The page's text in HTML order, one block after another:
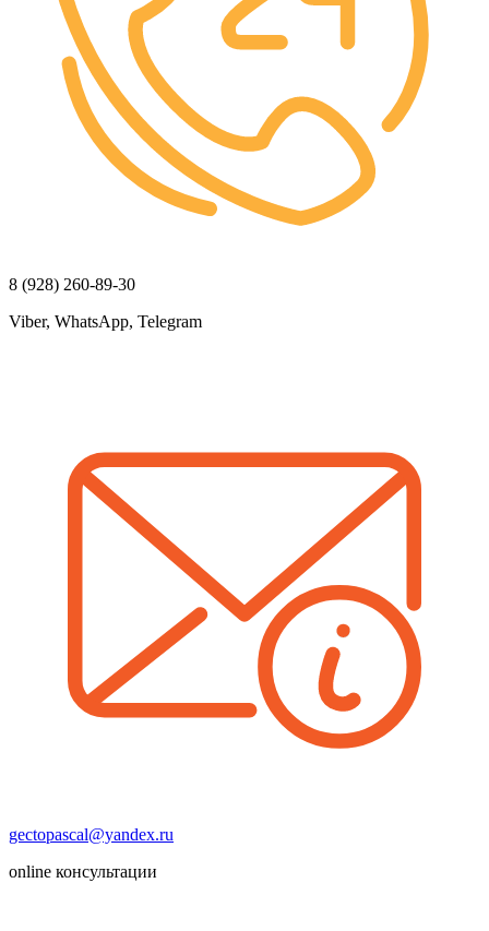
8 (928) 260-89-30
Viber, WhatsApp, Telegram
gectopascal@yandex.ru
online консультации